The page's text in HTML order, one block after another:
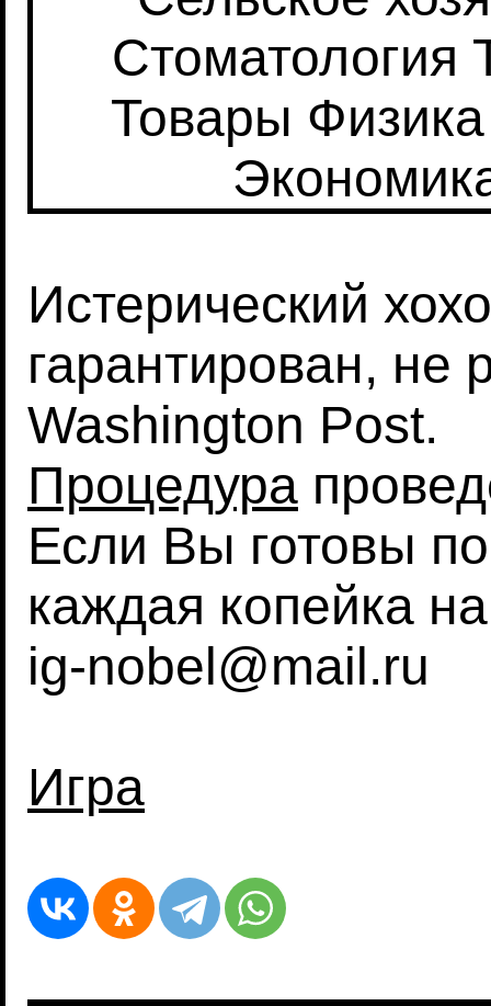
Стоматология
Товары Физика
Истерический
гарантирован, не
Washington Post.
Процедура
Если Вы готовы
каждая копейка
ig-nobel@mail.ru
Игра